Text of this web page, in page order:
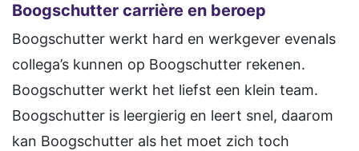
Boogschutter carrière en beroep
Boogschutter werkt hard en werkgever evenals
collega’s kunnen op Boogschutter rekenen.
Boogschutter werkt het liefst een klein team.
Boogschutter is leergierig en leert snel, daarom
kan Boogschutter als het moet zich toch